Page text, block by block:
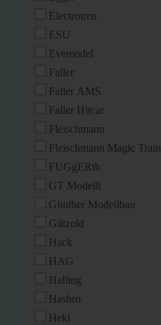
Electrotren
ESU
Evemodel
Faller
Faller AMS
Faller Hitcar
Fleischmann
Fleischmann Magic Train
FUGgERth
GT Modelli
Günther Modellbau
Gützold
Hack
HAG
Halling
Hasbro
Heki